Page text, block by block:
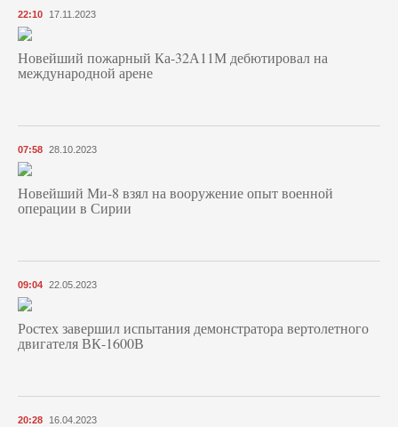
22:10 17.11.2023
Новейший пожарный Ка-32А11М дебютировал на
международной арене
07:58 28.10.2023
Новейший Ми-8 взял на вооружение опыт военной
операции в Сирии
09:04 22.05.2023
Ростех завершил испытания демонстратора вертолетного
двигателя ВК-1600В
20:28 16.04.2023